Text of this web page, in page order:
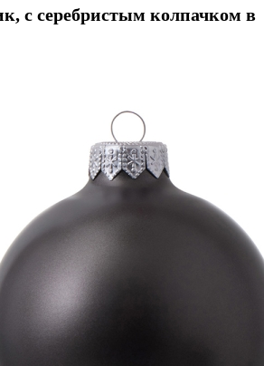
с серебристым колпачком в